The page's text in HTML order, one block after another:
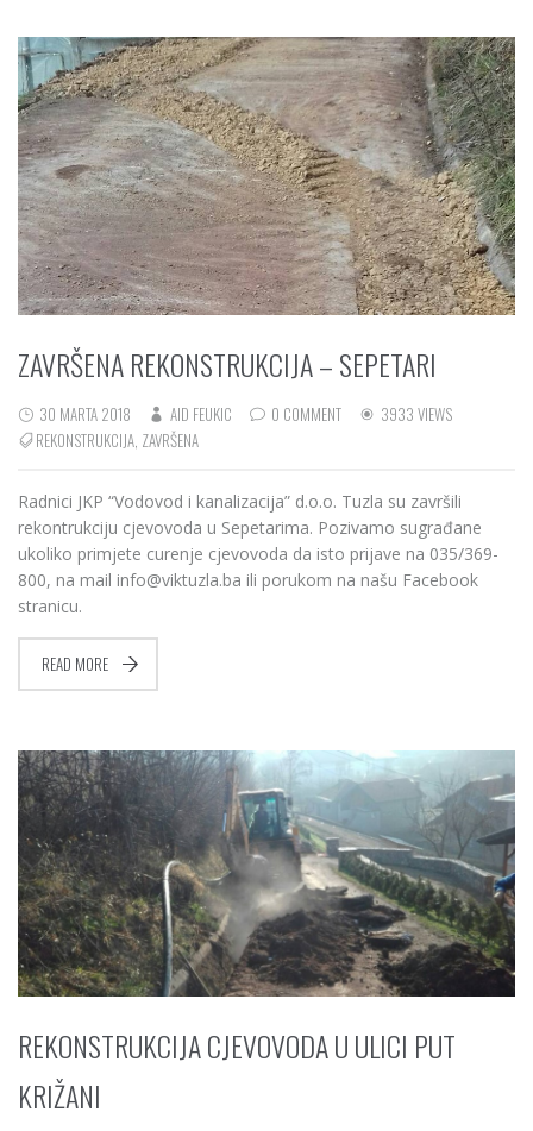
ZAVRŠENA REKONSTRUKCIJA – SEPETARI
30 MARTA 2018 AID FEUKIC 0 COMMENT
3933 VIEWS
REKONSTRUKCIJA, ZAVRŠENA
Radnici JKP “Vodovod i kanalizacija” d.o.o. Tuzla su završili
rekontrukciju cjevovoda u Sepetarima. Pozivamo sugrađane
ukoliko primjete curenje cjevovoda da isto prijave na 035/369-
800, na mail info@viktuzla.ba ili porukom na našu Facebook
stranicu.
READ MORE
REKONSTRUKCIJA CJEVOVODA U ULICI PUT
KRIŽANI